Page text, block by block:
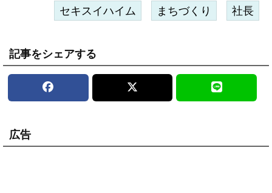
セキスイハイム まちづくり 社長
記事をシェアする
広告